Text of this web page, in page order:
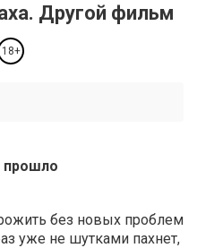
Другой фильм
18+
без новых проблем
уже не шутками пахнет,